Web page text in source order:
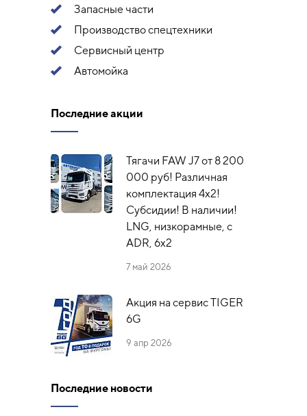
Запасные части
Производство спецтехники
Сервисный центр
Автомойка
Последние акции
Тягачи FAW J7 от 8 200
000 руб! Различная
комплектация 4х2!
Субсидии! В наличии!
LNG, низкорамные, с
ADR, 6x2
7 май 2026
Акция на сервис TIGER
6G
9 апр 2026
Последние новости